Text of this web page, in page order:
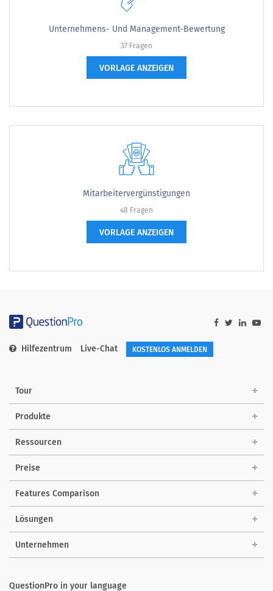
Unternehmens- Und Management-Bewertung
37 Fragen
VORLAGE ANZEIGEN
Mitarbeitervergünstigungen
48 Fragen
VORLAGE ANZEIGEN
Hilfezentrum Live-Chat KOSTENLOS ANMELDEN
Tour
Produkte
Ressourcen
Preise
Features Comparison
Lösungen
Unternehmen
QuestionPro in your language